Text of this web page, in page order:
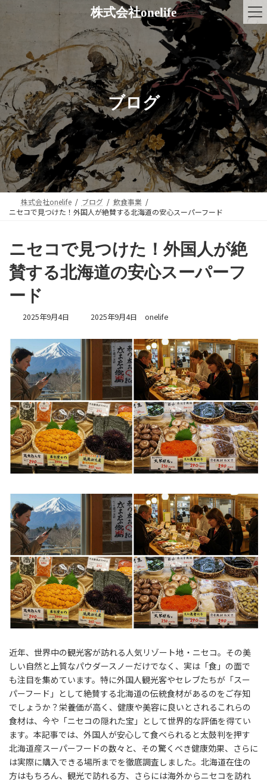
ス
キ
ッ
プ
ン
に
移
動
株式会社onelife
ブログ
株式会社onelife ブログ
飲食事業
ニセコで見つけた！外国人が絶賛する北海道の安心スーパーフード
ニセコで見つけた！外国人が絶
賛する北海道の安心スーパーフ
ード
2025年9月4日
最
更
2025年9月4日 onelife
近年、世界中の観光客が訪れる人気リゾート地・ニセコ。その美
しい自然と上質なパウダースノーだけでなく、実は「食」の面で
も注目を集めています。特に外国人観光客やセレブたちが「スー
パーフード」として絶賛する北海道の伝統食材があるのをご存知
でしょうか？栄養価が高く、健康や美容に良いとされるこれらの
食材は、今や「ニセコの隠れた宝」として世界的な評価を得てい
ます。本記事では、外国人が安心して食べられると太鼓判を押す
北海道産スーパーフードの数々と、その驚くべき健康効果、さらに
は実際に購入できる場所までを徹底調査しました。北海道在住の
方はもちろん、観光で訪れる方、さらには海外からニセコを訪れ